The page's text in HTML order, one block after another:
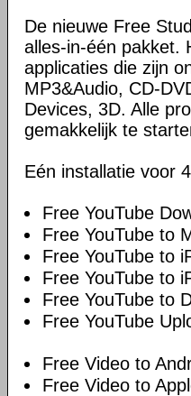
De nieuwe Free
alles-in-één pakket.
applicaties die zijn
MP3&Audio, CD-
Devices, 3D. Alle
gemakkelijk te
Eén installatie voor
Free YouTube
Free YouTube to
Free YouTube to
Free YouTube to
Free YouTube to
Free YouTube
Free Video to
Free Video to